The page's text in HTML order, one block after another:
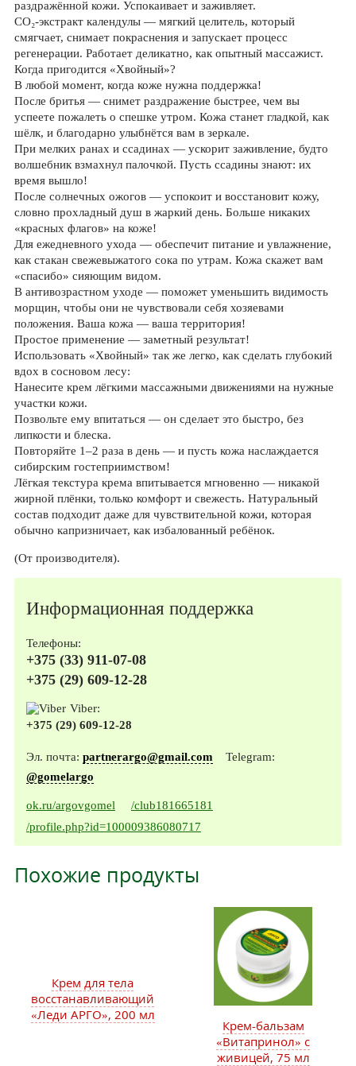
раздражённой кожи. Успокаивает и заживляет.
СО₂‑экстракт календулы — мягкий целитель, который
смягчает, снимает покраснения и запускает процесс
регенерации. Работает деликатно, как опытный массажист.
Когда пригодится «Хвойный»?
В любой момент, когда коже нужна поддержка!
После бритья — снимет раздражение быстрее, чем вы
успеете пожалеть о спешке утром. Кожа станет гладкой, как
шёлк, и благодарно улыбнётся вам в зеркале.
При мелких ранах и ссадинах — ускорит заживление, будто
волшебник взмахнул палочкой. Пусть ссадины знают: их
время вышло!
После солнечных ожогов — успокоит и восстановит кожу,
словно прохладный душ в жаркий день. Больше никаких
«красных флагов» на коже!
Для ежедневного ухода — обеспечит питание и увлажнение,
как стакан свежевыжатого сока по утрам. Кожа скажет вам
«спасибо» сияющим видом.
В антивозрастном уходе — поможет уменьшить видимость
морщин, чтобы они не чувствовали себя хозяевами
положения. Ваша кожа — ваша территория!
Простое применение — заметный результат!
Использовать «Хвойный» так же легко, как сделать глубокий
вдох в сосновом лесу:
Нанесите крем лёгкими массажными движениями на нужные
участки кожи.
Позвольте ему впитаться — он сделает это быстро, без
липкости и блеска.
Повторяйте 1–2 раза в день — и пусть кожа наслаждается
сибирским гостеприимством!
Лёгкая текстура крема впитывается мгновенно — никакой
жирной плёнки, только комфорт и свежесть. Натуральный
состав подходит даже для чувствительной кожи, которая
обычно капризничает, как избалованный ребёнок.
(От производителя).
Информационная поддержка
Телефоны:
+375 (33) 911-07-08
+375 (29) 609-12-28
Viber:
+375 (29) 609-12-28
Эл. почта: partnerargo@gmail.com Telegram:
@gomelargo
ok.ru/argovgomel
/club181665181
/profile.php?id=100009386080717
Похожие продукты
Крем для тела
восстанавливающий
«Леди АРГО», 200 мл
Крем-бальзам
«Витапринол» с
живицей, 75 мл